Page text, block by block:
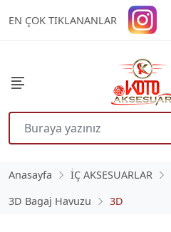
EN ÇOK TIKLANANLAR
Anasayfa İÇ AKSESUARLAR
3D Bagaj Havuzu
3D